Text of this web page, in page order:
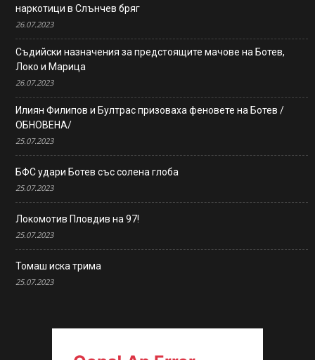
наркотици в Слънчев бряг
26.07.2023
Съдийски назначения за предстоящите мачове на Ботев,
Локо и Марица
26.07.2023
Илиян Филипов и Бултрас призоваха феновете на Ботев /
ОБНОВЕНА/
25.07.2023
БФС удари Ботев със солена глоба
25.07.2023
Локомотив Пловдив на 97!
25.07.2023
Томаш иска трима
25.07.2023